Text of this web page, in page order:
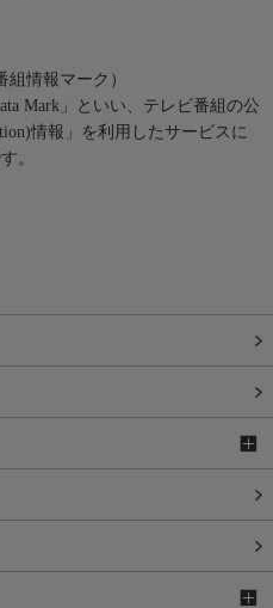
組情報マーク）
Mark」といい、テレビ番組の公
情報」を利用したサービスに
。